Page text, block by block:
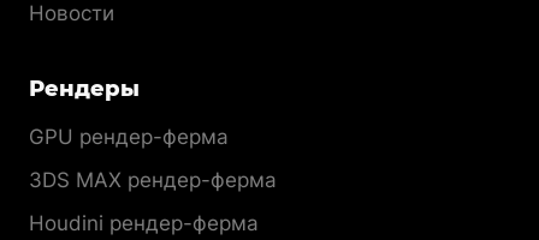
Новости
Рендеры
GPU рендер-ферма
3DS MAX рендер-ферма
Houdini рендер-ферма